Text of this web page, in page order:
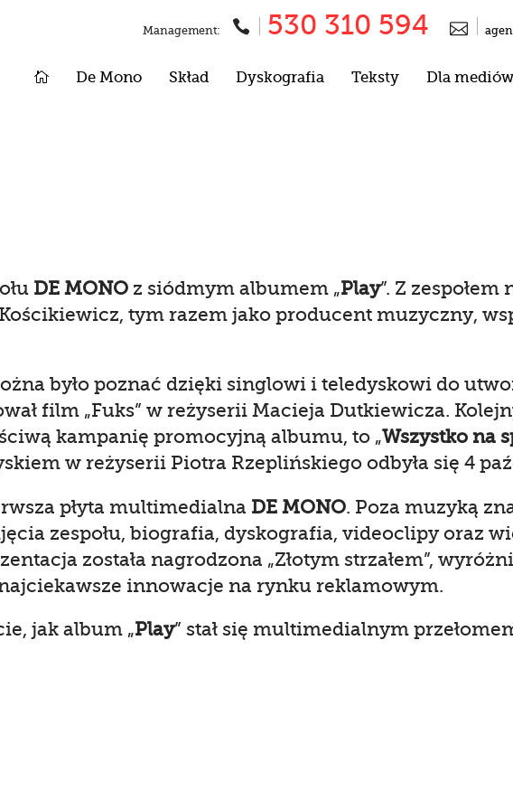
Management:  530 310 594 
 De Mono Skład Dyskografia Teksty Dla mediów
DE MONO z siódmym albumem „Play”. Z
tym razem jako producent muzyczny,
było poznać dzięki singlowi i teledyskowi do
film „Fuks” w reżyserii Macieja Dutkiewicza.
kampanię promocyjną albumu, to „Wszystko na
w reżyserii Piotra Rzeplińskiego odbyła się 4
płyta multimedialna DE MONO. Poza muzyką
zespołu, biografia, dyskografia, videoclipy oraz
została nagrodzona „Złotym strzałem”,
innowacje na rynku reklamowym.
jak album „Play” stał się multimedialnym